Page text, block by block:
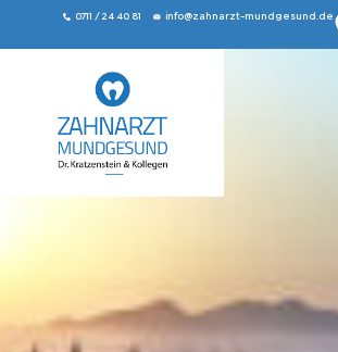
0711 / 24 40 81 info@zahnarzt-mundgesund.de